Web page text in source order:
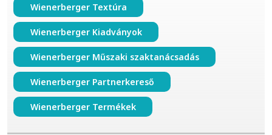
Wienerberger Textúra
Wienerberger Kiadványok
Wienerberger Műszaki szaktanácsadás
Wienerberger Partnerkereső
Wienerberger Termékek